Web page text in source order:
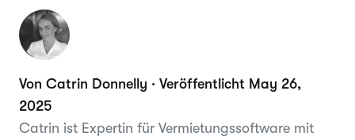
Von Catrin Donnelly · Veröffentlicht May 26,
2025
Catrin ist Expertin für Vermietungssoftware mit